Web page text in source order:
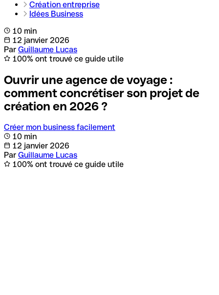
Création entreprise
Idées Business
10 min
12 janvier 2026
Par Guillaume Lucas
100% ont trouvé ce guide utile
Ouvrir une agence de voyage :
comment concrétiser son projet de
création en 2026 ?
Créer mon business facilement
10 min
12 janvier 2026
Par Guillaume Lucas
100% ont trouvé ce guide utile